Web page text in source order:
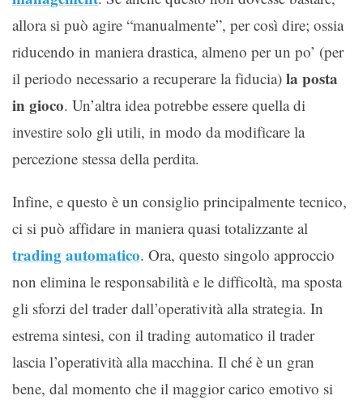
allora si può agire “manualmente”, per così dire; ossia
riducendo in maniera drastica, almeno per un po’ (per
il periodo necessario a recuperare la fiducia) la posta
in gioco. Un’altra idea potrebbe essere quella di
investire solo gli utili, in modo da modificare la
percezione stessa della perdita.
Infine, e questo è un consiglio principalmente tecnico,
ci si può affidare in maniera quasi totalizzante al
trading automatico. Ora, questo singolo approccio
non elimina le responsabilità e le difficoltà, ma sposta
gli sforzi del trader dall’operatività alla strategia. In
estrema sintesi, con il trading automatico il trader
lascia l’operatività alla macchina. Il ché è un gran
bene, dal momento che il maggior carico emotivo si